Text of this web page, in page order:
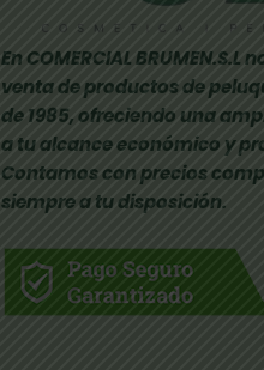
En COMERCIAL
venta de productos de
de 1985, ofreciendo una
a tu alcance económico y
Contamos con precios
siempre a tu disposición.